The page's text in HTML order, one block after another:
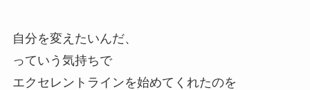
自分を変えたいんだ、
っていう気持ちで
エクセレントラインを始めてくれたのを